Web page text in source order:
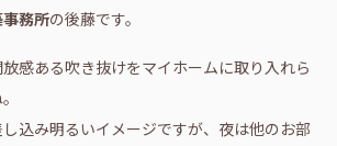
務所の後藤です。
感ある吹き抜けをマイホームに取り入れら
込み明るいイメージですが、夜は他のお部